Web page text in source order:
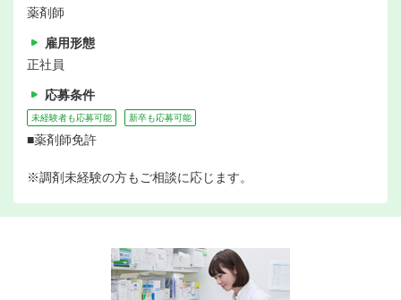
薬剤師
雇用形態
正社員
応募条件
未経験者も応募可能 新卒も応募可能
■薬剤師免許
※調剤未経験の方もご相談に応じます。